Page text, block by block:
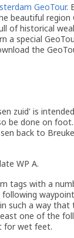
GeoTour.
beautiful
of historical
a special
the
zuid' is
be done on
back to
WP A.
tags with a
such a way that
one of the
for wet feet.